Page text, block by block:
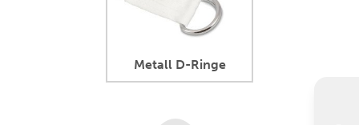
Metall D-Ringe